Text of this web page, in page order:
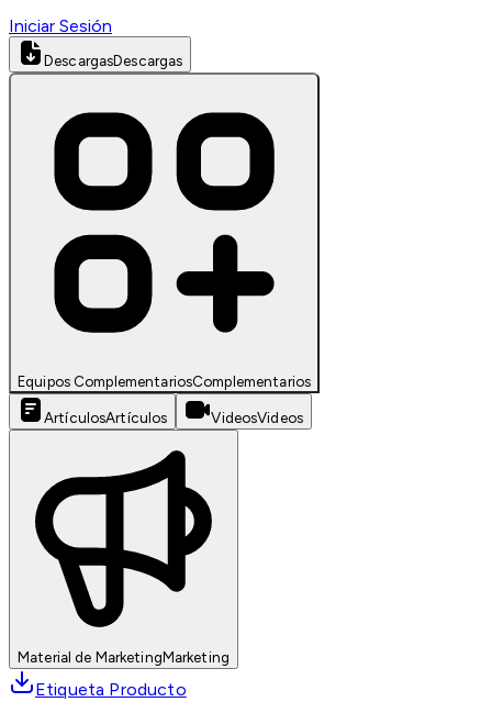
Iniciar Sesión
DescargasDescargas
Equipos ComplementariosComplementarios
ArtículosArtículos VideosVideos
Material de MarketingMarketing
Etiqueta Producto